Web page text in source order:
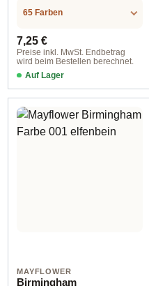
.LABEL.MATERI
65 Farben
Regulärer Preis:
7,25 €
Preise inkl. MwSt. Endbetrag
wird beim Bestellen berechnet.
Auf Lager
Farbe 215 silbergrau
MAYFLOWER
Birmingham